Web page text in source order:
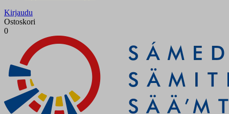
Kirjaudu
Ostoskori
0